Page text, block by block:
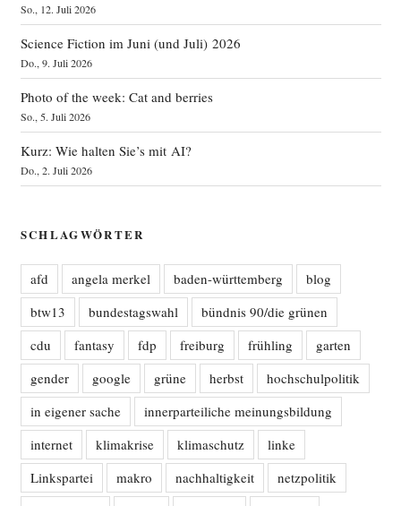
So., 12. Juli 2026
Science Fiction im Juni (und Juli) 2026
Do., 9. Juli 2026
Photo of the week: Cat and berries
So., 5. Juli 2026
Kurz: Wie halten Sie’s mit AI?
Do., 2. Juli 2026
SCHLAGWÖRTER
afd angela merkel baden-württemberg
blog
btw13
bundestagswahl
bündnis 90/die grünen
cdu
fantasy fdp freiburg frühling
garten
gender
google grüne herbst
hochschulpolitik
in eigener sache
innerparteiliche meinungsbildung
internet
klimakrise klimaschutz
linke
Linkspartei
makro nachhaltigkeit
netzpolitik